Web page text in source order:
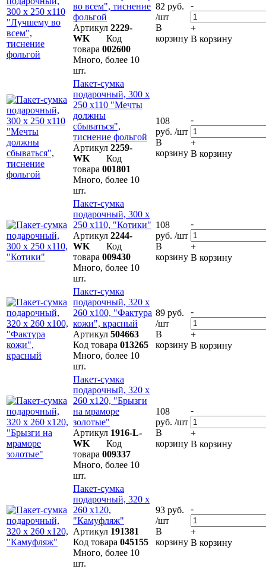
во всем", тиснение
фольгой
Артикул 2229-
WK Код
товара 002600
Много, более 10
шт.
82 руб.
/шт
В
корзину
-
+
В корзину
Пакет-сумка
подарочный, 300 х
250 х110 "Мечты
должны
сбываться",
тиснение фольгой
Артикул 2259-
WK Код
товара 001801
Много, более 10
шт.
108
руб. /шт
В
корзину
-
+
В корзину
Пакет-сумка
подарочный, 300 х
250 х110, "Котики"
Артикул 2244-
WK Код
товара 009430
Много, более 10
шт.
108
руб. /шт
В
корзину
-
+
В корзину
Пакет-сумка
подарочный, 320 х
260 х100, "Фактура
кожи", красный
Артикул 504663
Код товара 013265
Много, более 10
шт.
89 руб.
/шт
В
корзину
-
+
В корзину
Пакет-сумка
подарочный, 320 х
260 х120, "Брызги
на мраморе
золотые"
Артикул 1916-L-
WK Код
товара 009337
Много, более 10
шт.
108
руб. /шт
В
корзину
-
+
В корзину
Пакет-сумка
подарочный, 320 х
260 х120,
"Камуфляж"
Артикул 191381
Код товара 045155
Много, более 10
шт.
93 руб.
/шт
В
корзину
-
+
В корзину